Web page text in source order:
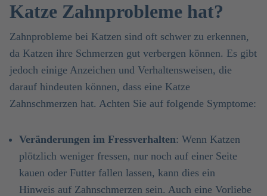
Katze Zahnprobleme hat?
Zahnprobleme bei Katzen sind oft schwer zu erkennen,
da Katzen ihre Schmerzen gut verbergen können. Es gibt
jedoch einige Anzeichen und Verhaltensweisen, die
darauf hindeuten können, dass eine Katze
Zahnschmerzen hat. Achten Sie auf folgende Symptome:
Veränderungen im Fressverhalten: Wenn Katzen
plötzlich weniger fressen, nur noch auf einer Seite
kauen oder Futter fallen lassen, kann dies ein
Hinweis auf Zahnschmerzen sein. Auch eine Vorliebe